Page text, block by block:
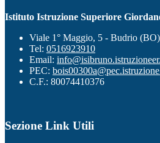
Istituto Istruzione Superiore
Viale 1° Maggio, 5 - Budrio (BO)
Tel: 0516923910
Email:
PEC:
C.F.: 80074410376
Sezione Link Utili